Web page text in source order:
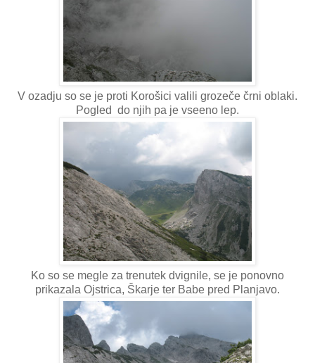
V ozadju so se je proti Korošici valili grozeče črni oblaki.
Pogled do njih pa je vseeno lep.
Ko so se megle za trenutek dvignile, se je ponovno
prikazala Ojstrica, Škarje ter Babe pred Planjavo.